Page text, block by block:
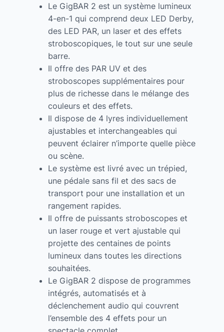
Le GigBAR 2 est un système lumineux
4-en-1 qui comprend deux LED Derby,
des LED PAR, un laser et des effets
stroboscopiques, le tout sur une seule
barre.
Il offre des PAR UV et des
stroboscopes supplémentaires pour
plus de richesse dans le mélange des
couleurs et des effets.
Il dispose de 4 lyres individuellement
ajustables et interchangeables qui
peuvent éclairer n’importe quelle pièce
ou scène.
Le système est livré avec un trépied,
une pédale sans fil et des sacs de
transport pour une installation et un
rangement rapides.
Il offre de puissants stroboscopes et
un laser rouge et vert ajustable qui
projette des centaines de points
lumineux dans toutes les directions
souhaitées.
Le GigBAR 2 dispose de programmes
intégrés, automatisés et à
déclenchement audio qui couvrent
l’ensemble des 4 effets pour un